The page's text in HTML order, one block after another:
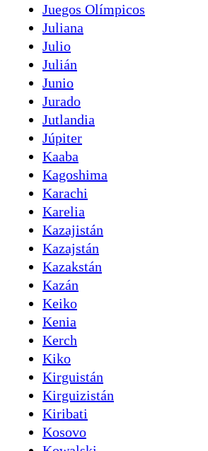
Juegos Olímpicos
Juliana
Julio
Julián
Junio
Jurado
Jutlandia
Júpiter
Kaaba
Kagoshima
Karachi
Karelia
Kazajistán
Kazajstán
Kazakstán
Kazán
Keiko
Kenia
Kerch
Kiko
Kirguistán
Kirguizistán
Kiribati
Kosovo